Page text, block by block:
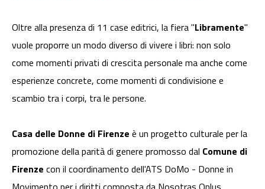
Oltre alla presenza di 11 case editrici, la fiera "Libramente"
vuole proporre un modo diverso di vivere i libri: non solo
come momenti privati di crescita personale ma anche come
esperienze concrete, come momenti di condivisione e
scambio tra i corpi, tra le persone.
Casa delle Donne di Firenze è un progetto culturale per la
promozione della parità di genere promosso dal Comune di
Firenze con il coordinamento dell'ATS DoMo - Donne in